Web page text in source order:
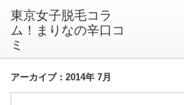
東京女子脱毛コラ
ム！まりなの辛口コ
ミ
アーカイブ：2014年 7月